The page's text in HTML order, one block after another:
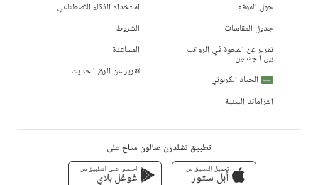
حول الموقع
جدول المقاسات
تقرير عن الفجوة في الرواتب
بين الجنسين
جديد
الحياد الكربوني
التزاماتنا البيئية
استخدام الذكاء الاصطناعي
الشروط
المساعدة
تقرير عن الرق الحديث
تطبيق تشلدرن صالون متاح على
تحميل التطبيق من
أبل ستور
احصلوا على التطبيق من
غوغل بلاي